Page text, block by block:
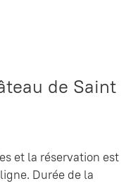
de Saint
et la réservation est
Durée de la